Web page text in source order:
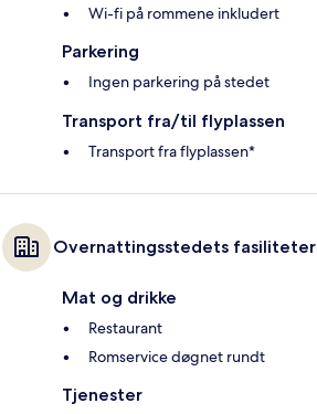
Wi-fi på rommene inkludert
Parkering
Ingen parkering på stedet
Transport fra/til flyplassen
Transport fra flyplassen*
Overnattingsstedets fasiliteter
Mat og drikke
Restaurant
Romservice døgnet rundt
Tjenester